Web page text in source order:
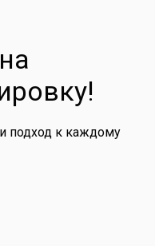
подход к каждому